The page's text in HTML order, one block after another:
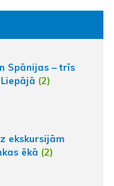
Spānijas – trīs
(2)
ekskursijām
ēkā (2)